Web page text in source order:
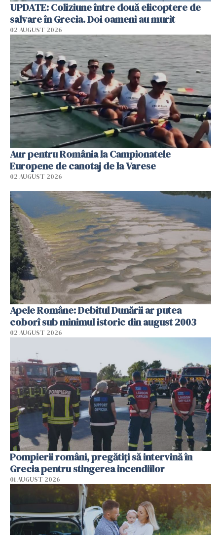
UPDATE: Coliziune între două elicoptere de
salvare în Grecia. Doi oameni au murit
02 AUGUST 2026
Aur pentru România la Campionatele
Europene de canotaj de la Varese
02 AUGUST 2026
Apele Române: Debitul Dunării ar putea
coborî sub minimul istoric din august 2003
02 AUGUST 2026
Pompierii români, pregătiţi să intervină în
Grecia pentru stingerea incendiilor
01 AUGUST 2026